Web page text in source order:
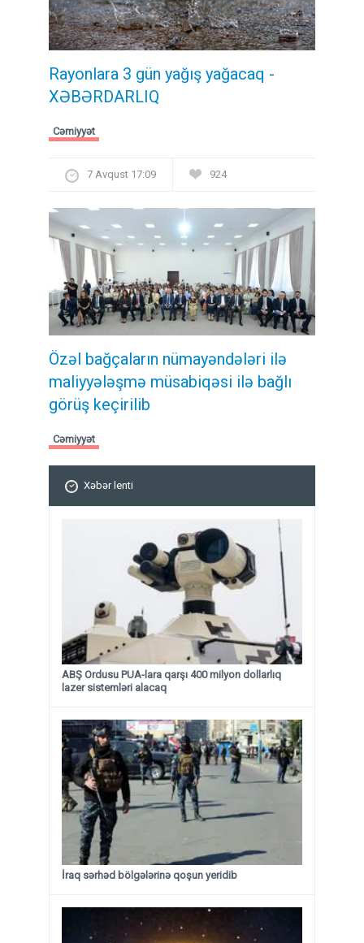
Rayonlara 3 gün yağış yağacaq -
XƏBƏRDARLIQ
Cəmiyyət
7 Avqust 17:09 924
Özəl bağçaların nümayəndələri ilə
maliyyələşmə müsabiqəsi ilə bağlı
görüş keçirilib
Cəmiyyət
Xəbər lenti
ABŞ Ordusu PUA-lara qarşı 400 milyon dollarlıq
lazer sistemləri alacaq
İraq sərhəd bölgələrinə qoşun yeridib